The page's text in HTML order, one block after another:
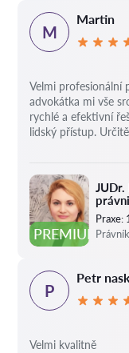
PREMIUM
JUDr.
Praxe:
Právník
M
Martin
Velmi profesionální
advokátka mi vše
rychlé a efektivní
lidský přístup.
P
Petr
Velmi kvalitně